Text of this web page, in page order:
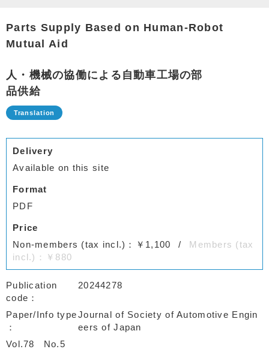
Parts Supply Based on Human-Robot
Mutual Aid
人・機械の協働による自動車工場の部
品供給
Delivery
Available on this site
Format
PDF
Price
Non-members (tax incl.)：￥1,100
Members (tax
incl.)：￥880
Publication
code
20244278
Paper/Info typeJournal of Society of Automotive Engin
eers of Japan
Vol.78
No.5